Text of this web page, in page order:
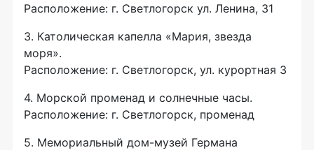
Расположение: г. Светлогорск ул. Ленина, 31
3. Католическая капелла «Мария, звезда
моря».
Расположение: г. Светлогорск, ул. курортная 3
4. Морской променад и солнечные часы.
Расположение: г. Светлогорск, променад
5. Мемориальный дом-музей Германа